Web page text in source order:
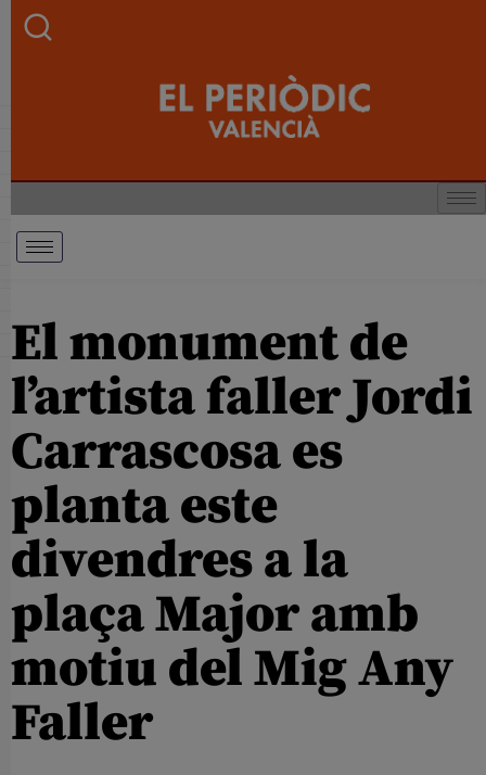
El monument de
l’artista faller Jordi
Carrascosa es
planta este
divendres a la
plaça Major amb
motiu del Mig Any
Faller